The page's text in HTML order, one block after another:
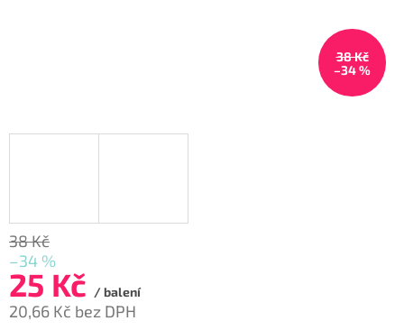
38 Kč
–34 %
38 Kč
–34 %
25 Kč / balení
20,66 Kč bez DPH